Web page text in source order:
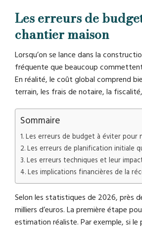
Les erreurs de
chantier maison
Lorsqu’on se lance dans la
fréquente que beaucoup
En réalité, le coût global comprend
terrain, les frais de notaire, la
Sommaire
Les erreurs de budget à éviter pour
Les erreurs de planification initiale
Les erreurs techniques et leur
Les implications financières de la
Selon les statistiques de 2026, près
milliers d’euros. La première étape
estimation réaliste. Par exemple, si